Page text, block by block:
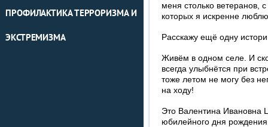
ПРОФИЛАКТИКА ТЕРРОРИЗМА И
ЭКСТРЕМИЗМА
меня столько ветеранов,
которых я искренне
Расскажу ещё одну
Живём в одном селе. И
всегда улыбнётся при
тоже летом не могу без
на ходу!
Это Валентина Ивановна
юбилейного дня